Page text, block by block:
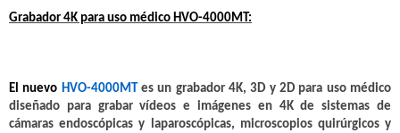
Grabador 4K para uso médico HVO-4000MT:
El nuevo HVO-4000MT es un grabador 4K, 3D y 2D para uso médico
diseñado para grabar vídeos e imágenes en 4K de sistemas de
cámaras endoscópicas y laparoscópicas, microscopios quirúrgicos y